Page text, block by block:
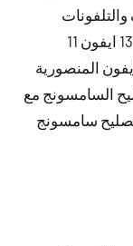
نقوم في تصليح الايفون وتصليح ايفون 13 ايفون 11
السامسونج مع
سامسونج